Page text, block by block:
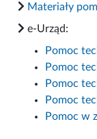
Materiały
e-Urząd:
Pomoc
Pomoc
Pomoc
Pomoc
Pomoc w